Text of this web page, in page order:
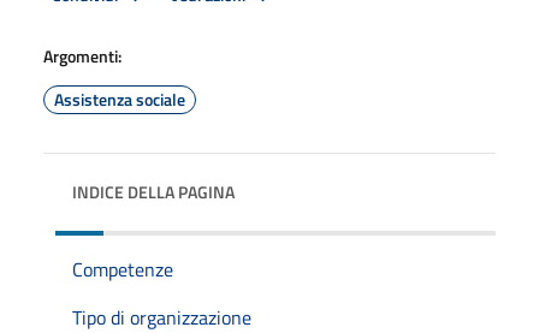
Argomenti:
Assistenza sociale
INDICE DELLA PAGINA
Competenze
Tipo di organizzazione